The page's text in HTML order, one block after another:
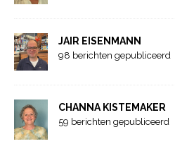
JAIR EISENMANN
98 berichten gepubliceerd
CHANNA KISTEMAKER
59 berichten gepubliceerd